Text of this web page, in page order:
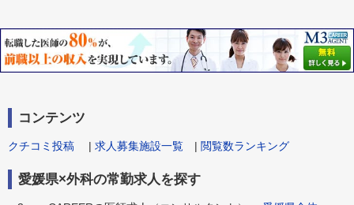
コンテンツ
クチコミ投稿 | 求人募集施設一覧 | 閲覧数ランキング
愛媛県×外科の常勤求人を探す